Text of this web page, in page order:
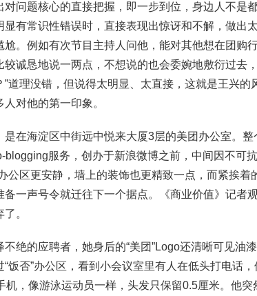
问题核心的直接把握，即一步到位，身边人不是
有常识性错误时，直接表现出惊讶和不解，做出
尬。例如有次节目主持人问他，能对其他想在团购
诚恳地说一两点，不想说的也会委婉地敷衍过去
道理没错，但说得太明显、太直接，这就是王兴的
对他的第一印象。
是在海淀区中街远中悦来大厦3层的美团办公室。
blogging服务，创办于新浪微博之前，中间因不可
公区更安静，墙上的装饰也更精致一点，而紧挨着
一声号令就迁往下一个据点。《商业价值》记者
。
绝的应聘者，她身后的“美团”Logo还清晰可见油
饭否”办公区，看到小会议室里有人在低头打电话
机，像游泳运动员一样，头发只保留0.5厘米。他